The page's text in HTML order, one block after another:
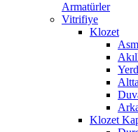
Armatürler
Vitrifiye
Klozet
Klozet